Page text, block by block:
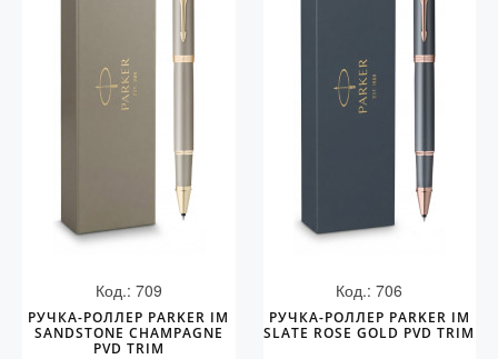
Код.: 709
РУЧКА-РОЛЛЕР PARKER IM
SANDSTONE CHAMPAGNE
PVD TRIM
Код.: 706
РУЧКА-РОЛЛЕР PARKER IM
SLATE ROSE GOLD PVD TRIM